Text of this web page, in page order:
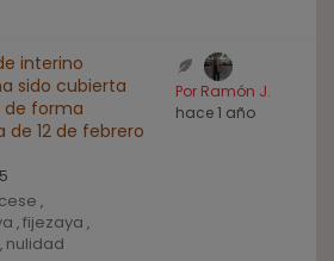
interino
sido cubierta
forma
de 12 de febrero
cese ,
,fijezaya ,
, nulidad
Por Ramón J.
hace 1 año